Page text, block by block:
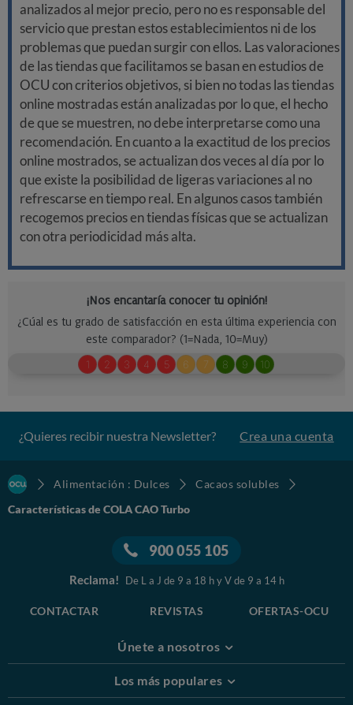
analizados al mejor precio, pero no es responsable del
servicio que prestan estos establecimientos ni de los
problemas que puedan surgir con ellos. Las valoraciones
de las tiendas que facilitamos se basan en estudios de
OCU con criterios objetivos, si bien no todas las tiendas
online mostradas están analizadas por lo que, el hecho
de que se muestren, no debe interpretarse como una
recomendación. En cuanto a la exactitud de los precios
online mostrados, se actualizan dos veces al día por lo
que existe la posibilidad de ligeras variaciones al no
refrescarse en tiempo real. En algunos casos también
recogemos precios en tiendas físicas que se actualizan
con otra periodicidad más alta.
¿Quieres recibir nuestra Newsletter? Crea una cuenta
Alimentación : Dulces
Cacaos solubles
Características de COLA CAO Turbo
900 055 105
Reclama! De L a J de 9 a 18 h y V de 9 a 14 h
CONTACTAR REVISTAS OFERTAS-OCU
Únete a nosotros
Los más populares